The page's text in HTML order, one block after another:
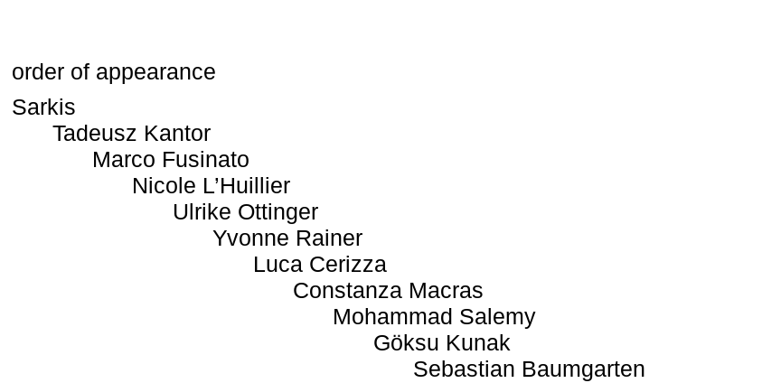
order of appearance
Sarkis
Tadeusz Kantor
Marco Fusinato
Nicole L’Huillier
Ulrike Ottinger
Yvonne Rainer
Luca Cerizza
Constanza Macras
Mohammad Salemy
Göksu Kunak
Sebastian Baumgarten